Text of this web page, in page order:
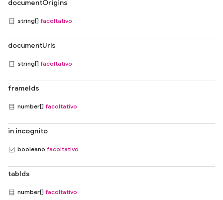
documentOrigins
string[] facoltativo
documentUrls
string[] facoltativo
frameIds
number[] facoltativo
in incognito
booleano facoltativo
tabIds
number[] facoltativo